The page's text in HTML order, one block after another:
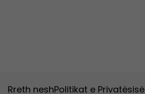
Rreth neshPolitikat e Privatësisë